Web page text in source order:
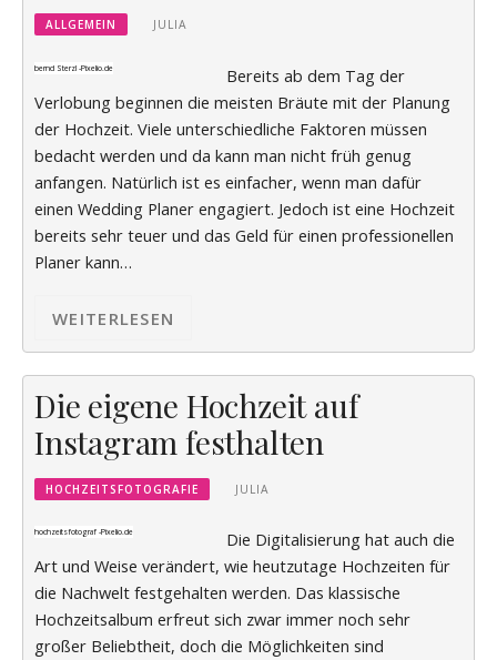
ALLGEMEIN JULIA
bernd Sterzl -Pixelio.de
Bereits ab dem Tag der
Verlobung beginnen die meisten Bräute mit der Planung
der Hochzeit. Viele unterschiedliche Faktoren müssen
bedacht werden und da kann man nicht früh genug
anfangen. Natürlich ist es einfacher, wenn man dafür
einen Wedding Planer engagiert. Jedoch ist eine Hochzeit
bereits sehr teuer und das Geld für einen professionellen
Planer kann…
WEITERLESEN
Die eigene Hochzeit auf
Instagram festhalten
HOCHZEITSFOTOGRAFIE JULIA
hochzeitsfotograf -Pixelio.de
Die Digitalisierung hat auch die
Art und Weise verändert, wie heutzutage Hochzeiten für
die Nachwelt festgehalten werden. Das klassische
Hochzeitsalbum erfreut sich zwar immer noch sehr
großer Beliebtheit, doch die Möglichkeiten sind